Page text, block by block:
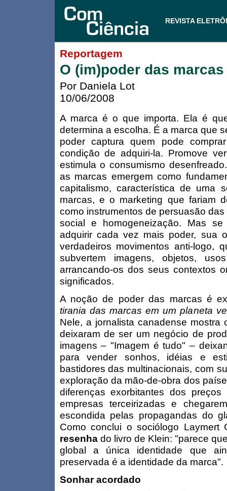
REVISTA
Reportagem
O (im)poder das marcas
Por Daniela Lot
10/06/2008
A marca é o que importa. Ela é
determina a escolha. É a marca que
poder captura quem pode
condição de adquiri-la. Promove
estimula o consumismo
as marcas emergem como
capitalismo, característica de uma
marcas, e o marketing que fariam
como instrumentos de persuasão
social e homogeneização. Mas
adquirir cada vez mais poder, sua
verdadeiros movimentos anti-logo,
subvertem imagens, objetos,
arrancando-os dos seus contextos
significados.
A noção de poder das marcas é
tirania das marcas em um planeta
Nele, a jornalista canadense mostra
deixaram de ser um negócio de
imagens – "Imagem é tudo" –
para vender sonhos, idéias e
bastidores das multinacionais, com
exploração da mão-de-obra dos
diferenças exorbitantes dos
empresas terceirizadas e
escondida pelas propagandas do
Como conclui o sociólogo Laymert
resenhado livro de Klein: "parece
global a única identidade que
preservada é a identidade da marca".
Sonhar acordado